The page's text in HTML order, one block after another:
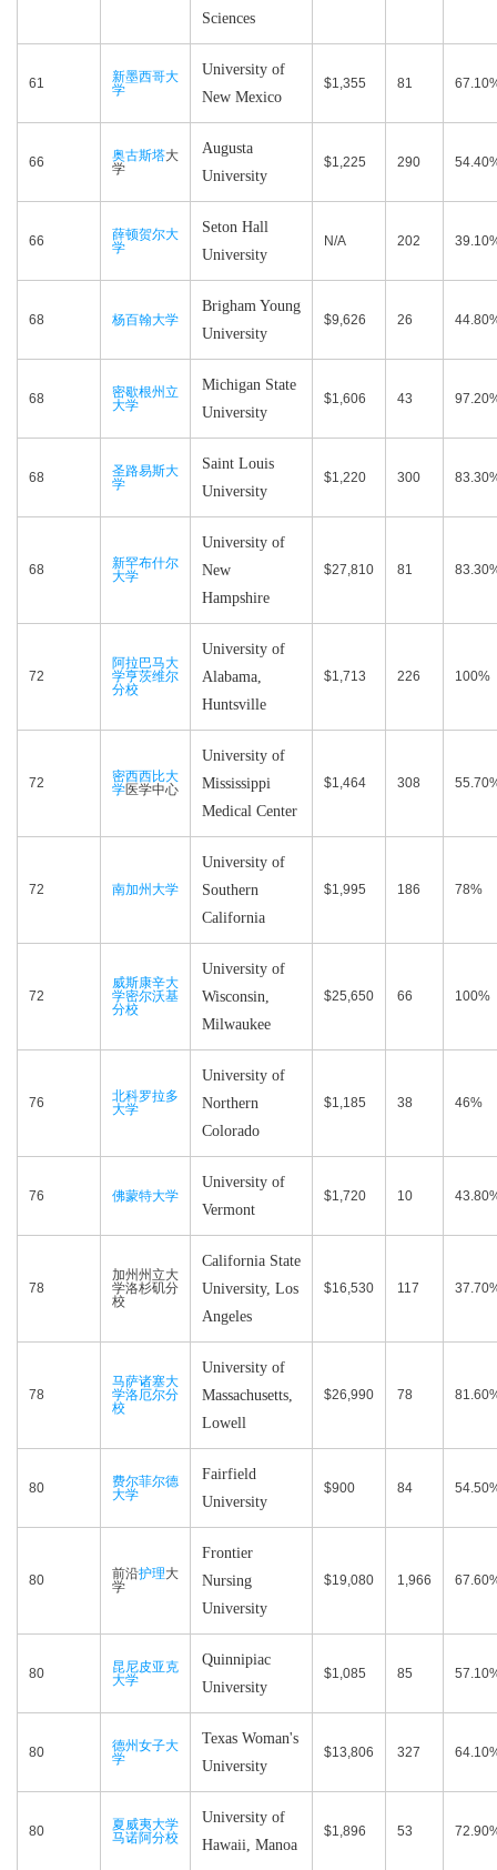
Sciences
61
新墨西哥大
学
University of
New Mexico
$1,355 81
66 奥古斯塔大
学
Augusta
University
$1,225 290
66
薛顿贺尔大
学
Seton Hall
University
N/A 202
68 杨百翰大学
Brigham Young
University
$9,626 26
68
密歇根州立
大学
Michigan State
University
$1,606 43
68
圣路易斯大
学
Saint Louis
University
$1,220 300
68
新罕布什尔
大学
University of
New
Hampshire
$27,810 81
72
阿拉巴马大
学亨茨维尔
分校
University of
Alabama,
Huntsville
$1,713 226 100%
72
密西西比大
学医学中心
University of
Mississippi
Medical Center
$1,464 308
72 南加州大学
University of
Southern
California
$1,995 186 78%
72
威斯康辛大
学密尔沃基
分校
University of
Wisconsin,
Milwaukee
$25,650 66 100%
76
北科罗拉多
大学
University of
Northern
Colorado
$1,185 38 46%
76 佛蒙特大学
University of
Vermont
$1,720 10
78
加州州立大
学洛杉矶分
校
California State
University, Los
Angeles
$16,530 117
78
马萨诸塞大
学洛厄尔分
校
University of
Massachusetts,
Lowell
$26,990 78
80
费尔菲尔德
大学
Fairfield
University
$900 84
80 前沿护理大
学
Frontier
Nursing
University
$19,080 1,966
80
昆尼皮亚克
大学
Quinnipiac
University
$1,085 85
80
德州女子大
学
Texas Woman's
University
$13,806 327
80
夏威夷大学
马诺阿分校
University of
Hawaii, Manoa
$1,896 53